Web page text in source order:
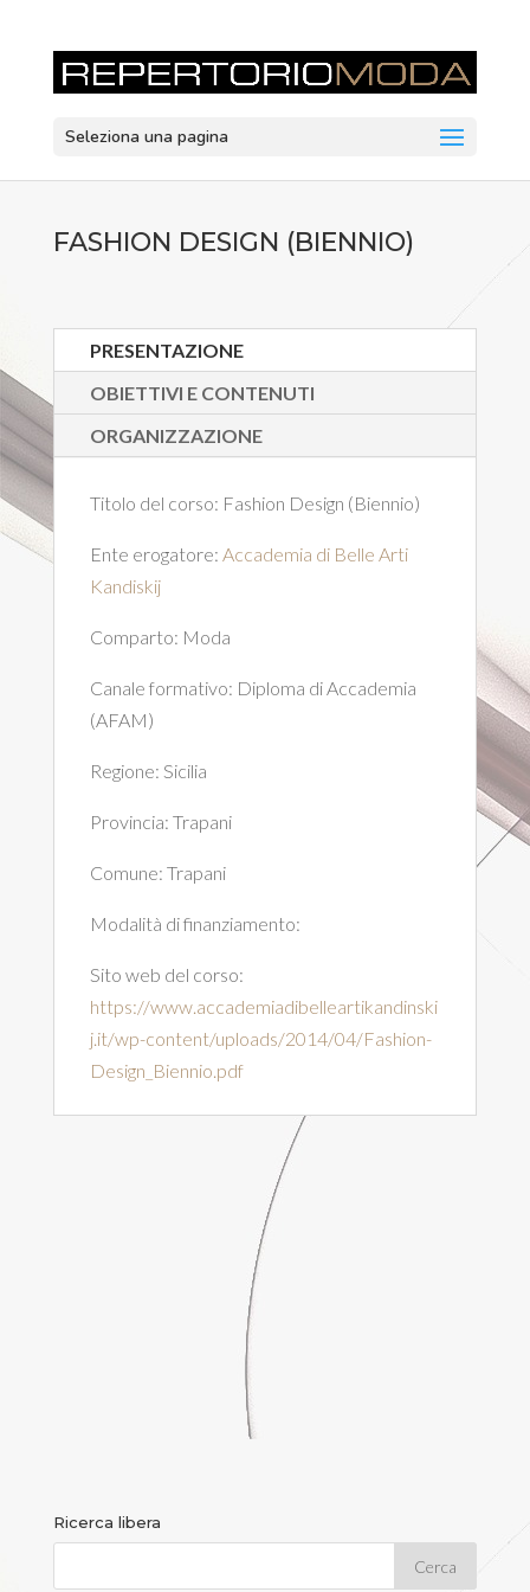
Seleziona una pagina
FASHION DESIGN (BIENNIO)
PRESENTAZIONE
OBIETTIVI E CONTENUTI
ORGANIZZAZIONE
Titolo del corso: Fashion Design (Biennio)
Ente erogatore: Accademia di Belle Arti
Kandiskij
Comparto: Moda
Canale formativo: Diploma di Accademia
(AFAM)
Regione: Sicilia
Provincia: Trapani
Comune: Trapani
Modalità di finanziamento:
Sito web del corso:
https://www.accademiadibelleartikandinski
j.it/wp-content/uploads/2014/04/Fashion-
Design_Biennio.pdf
Ricerca libera